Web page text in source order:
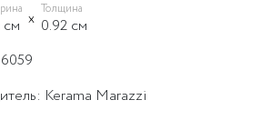
cм
Толщина
0.92 cм
Kerama Marazzi